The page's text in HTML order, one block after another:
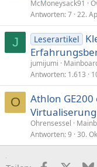
McMoneysack91
Antworten 7 22.
J Leserartikel
jumijumi
Antworten 1.613
O
Athlon
Virtualiserung
Ohrensessel
Antworten 9 30.